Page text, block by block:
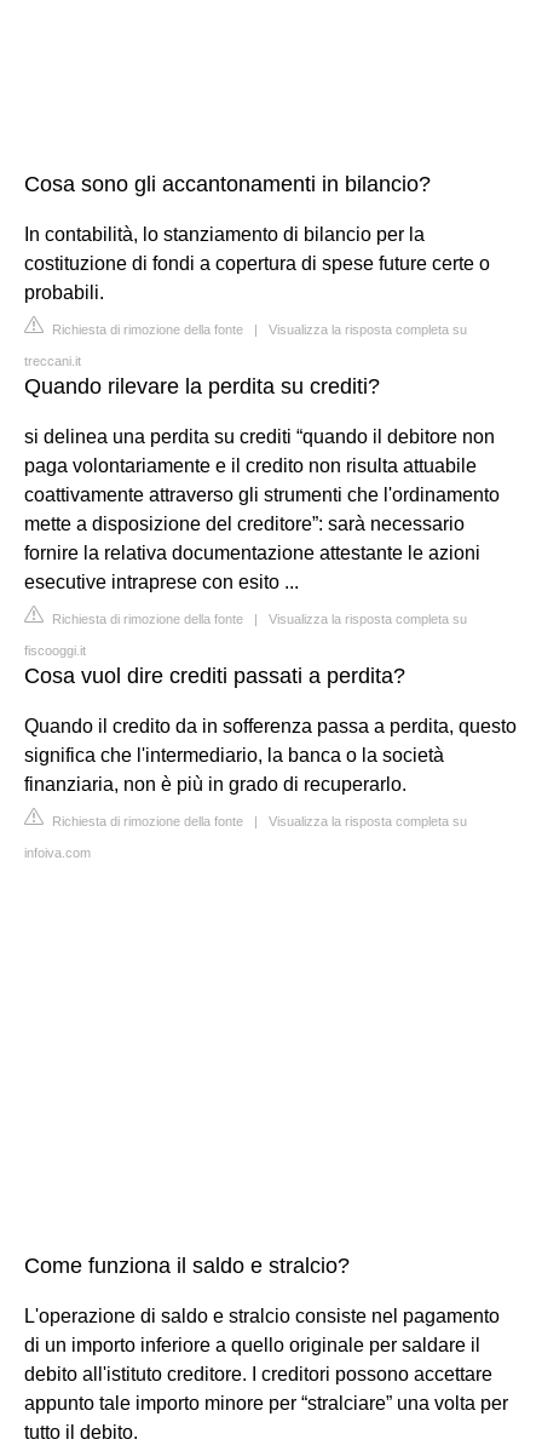
Cosa sono gli accantonamenti in bilancio?
In contabilità, lo stanziamento di bilancio per la
costituzione di fondi a copertura di spese future certe o
probabili.
Richiesta di rimozione della fonte | Visualizza la risposta completa su
treccani.it
Quando rilevare la perdita su crediti?
si delinea una perdita su crediti “quando il debitore non
paga volontariamente e il credito non risulta attuabile
coattivamente attraverso gli strumenti che l'ordinamento
mette a disposizione del creditore”: sarà necessario
fornire la relativa documentazione attestante le azioni
esecutive intraprese con esito ...
Richiesta di rimozione della fonte | Visualizza la risposta completa su
fiscooggi.it
Cosa vuol dire crediti passati a perdita?
Quando il credito da in sofferenza passa a perdita, questo
significa che l'intermediario, la banca o la società
finanziaria, non è più in grado di recuperarlo.
Richiesta di rimozione della fonte | Visualizza la risposta completa su
infoiva.com
Come funziona il saldo e stralcio?
L'operazione di saldo e stralcio consiste nel pagamento
di un importo inferiore a quello originale per saldare il
debito all'istituto creditore. I creditori possono accettare
appunto tale importo minore per “stralciare” una volta per
tutto il debito.